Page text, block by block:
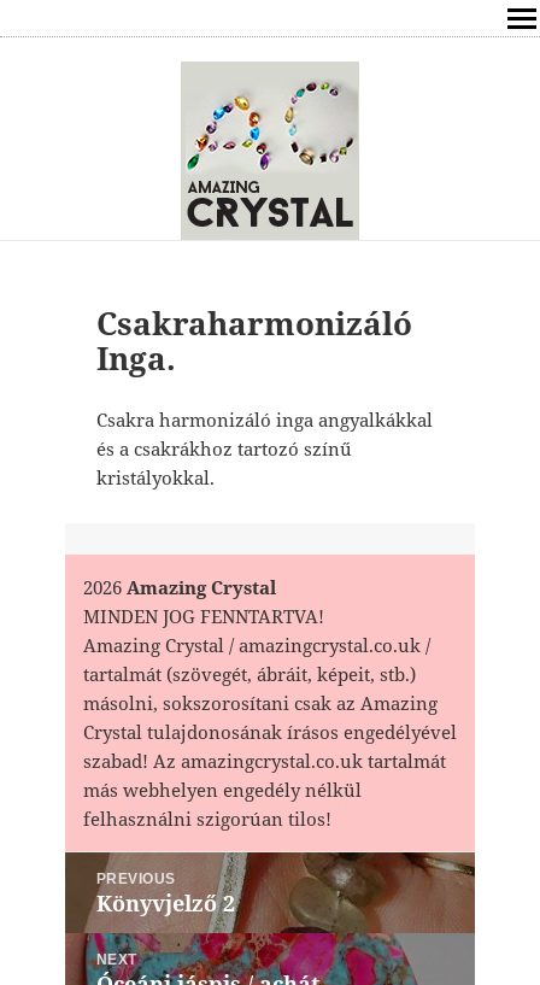
ÍRÁSOK
ÁSVÁNYOK HATÁSAI
ELÉRHETŐSÉG
ONLINE GYÓGYÍTÁS,TANÁCSADÁS
FREE
VÁSÁRLÁS / KOSÁR
Csakraharmonizáló
Inga.
Csakra harmonizáló inga angyalkákkal
és a csakrákhoz tartozó színű
kristályokkal.
2026Amazing Crystal
MINDEN JOG FENNTARTVA!
Amazing Crystal / amazingcrystal.co.uk /
tartalmát (szövegét, ábráit, képeit, stb.)
másolni, sokszorosítani csak az Amazing
Crystal tulajdonosának írásos engedélyével
szabad! Az amazingcrystal.co.uk tartalmát
más webhelyen engedély nélkül
felhasználni szigorúan tilos!
Bejegyzés
navigáció
PREVIOUS
Previous
post:
Könyvjelző 2
NEXT